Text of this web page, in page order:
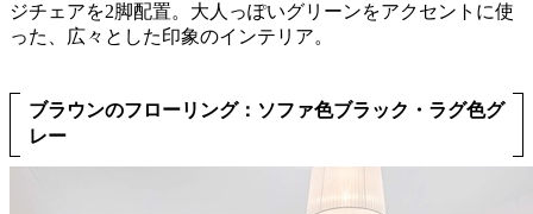
ジチェアを2脚配置。大人っぽいグリーンをアクセントに使
った、広々とした印象のインテリア。
ブラウンのフローリング：ソファ色ブラック・ラグ色グ
レー